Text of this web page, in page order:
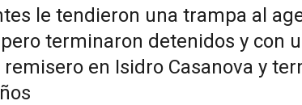
le tendieron una trampa al
terminaron detenidos y con
en Isidro Casanova y